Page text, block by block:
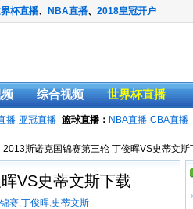
杯直播、 NBA直播、 2018皇冠开户
综合视频 世界杯直播
播 亚冠直播 篮球直播： NBA直播 CBA直播
2013斯诺克国锦赛第三轮 丁俊晖VS史蒂文斯
VS史蒂文斯下载
赛,丁俊晖,史蒂文斯